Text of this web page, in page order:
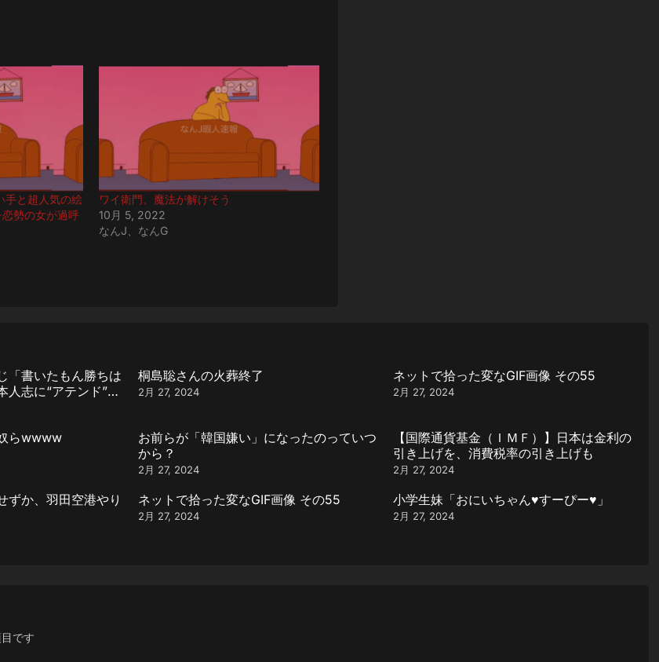
手と超人気の絵
勢の女が過呼
ワイ衛門、魔法が解けそう
10月 5, 2022
なんJ、なんG
「書いたもん勝ちは
志に“アテンド”と
引用
桐島聡さんの火葬終了
2月 27, 2024
ネットで拾った変なGIF画像 その55
2月 27, 2024
らwwww
お前らが「韓国嫌い」になったのっていつ
から？
2月 27, 2024
【国際通貨基金（ＩＭＦ）】日本は金利の
引き上げを、消費税率の引き上げも
2月 27, 2024
ずか、羽田空港やり
ネットで拾った変なGIF画像 その55
2月 27, 2024
小学生妹「おにいちゃん♥️すーぴー♥️」
2月 27, 2024
です